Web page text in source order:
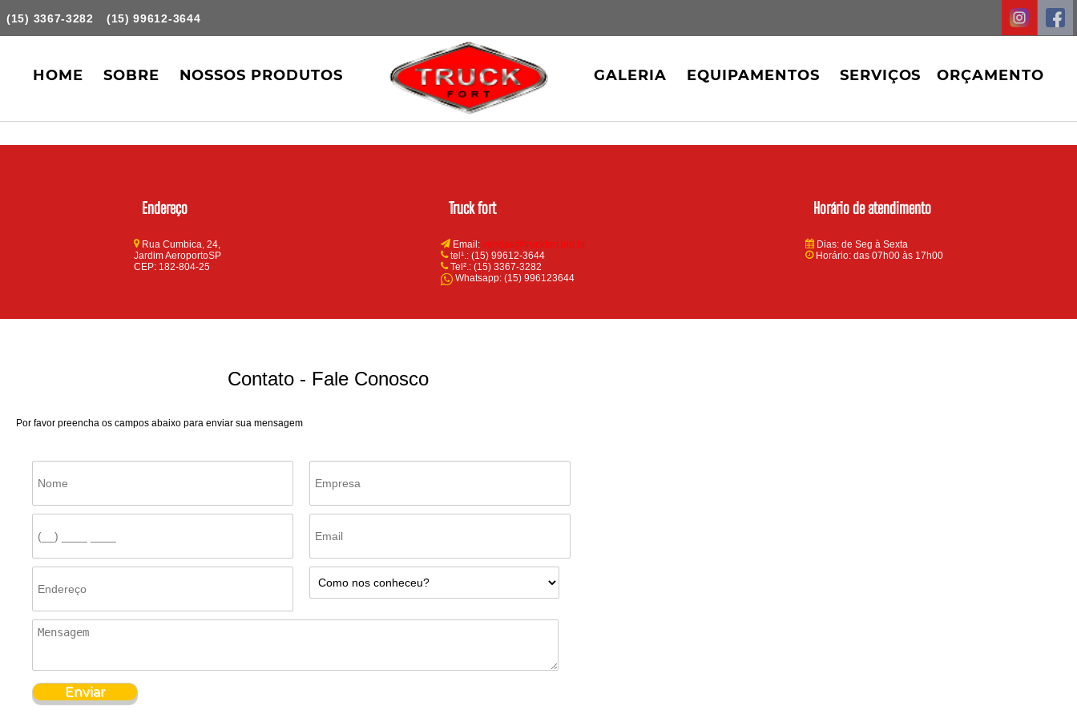
(15) 99612-3644
(15) 3367-3282
HOME SOBRE NOSSOS PRODUTOS GALERIA EQUIPAMENTOS SERVIÇOS ORÇAMENTO
Endereço
Rua Cumbica, 24,
Jardim AeroportoSP
CEP: 182-804-25
Truck fort
Email: vendas@truckfort.ind.br
tel¹.: (15) 99612-3644
Tel².: (15) 3367-3282
Whatsapp: (15) 996123644
Horário de atendimento
Dias: de Seg à Sexta
Horário: das 07h00 às 17h00
Contato - Fale Conosco
Por favor preencha os campos abaixo para enviar sua mensagem